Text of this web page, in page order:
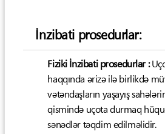
İnzibati prosedurlar:
Fiziki İnzibati prosedurlar :
haqqında ərizə ilə birlikdə
vətəndaşların yaşayış
qismində uçota durmaq
sənədlər təqdim edilməlidir.